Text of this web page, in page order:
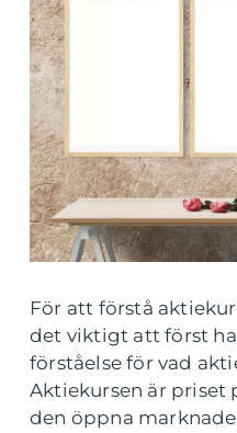
För att förstå
det viktigt att först
förståelse för vad
Aktiekursen är priset
den öppna